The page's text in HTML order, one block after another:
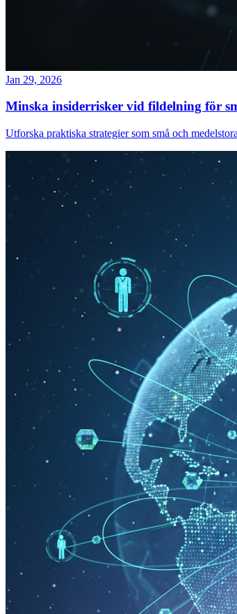
Jan 29, 2026
Minska insiderrisker vid fildelning för
Utforska praktiska strategier som små och